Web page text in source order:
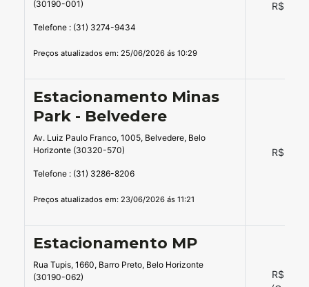
(30190-001)
Telefone : (31) 3274-9434
Preços atualizados em: 25/06/2026 ás 10:29
R$
Estacionamento Minas
Park - Belvedere
Av. Luiz Paulo Franco, 1005, Belvedere, Belo
Horizonte (30320-570)
Telefone : (31) 3286-8206
Preços atualizados em: 23/06/2026 ás 11:21
R$
Estacionamento MP
Rua Tupis, 1660, Barro Preto, Belo Horizonte
(30190-062)
R$